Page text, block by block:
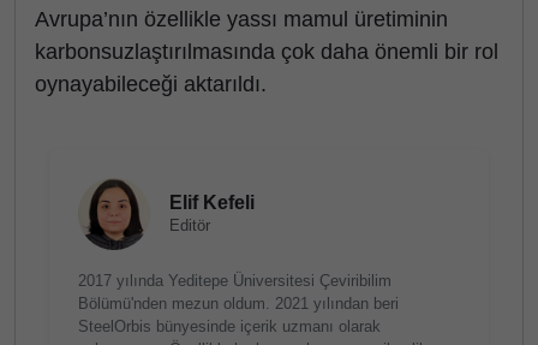
Avrupa’nın özellikle yassı mamul üretiminin
karbonsuzlaştırılmasında çok daha önemli bir rol
oynayabileceği aktarıldı.
Elif Kefeli
Editör
2017 yılında Yeditepe Üniversitesi Çeviribilim
Bölümü'nden mezun oldum. 2021 yılından beri
SteelOrbis bünyesinde içerik uzmanı olarak